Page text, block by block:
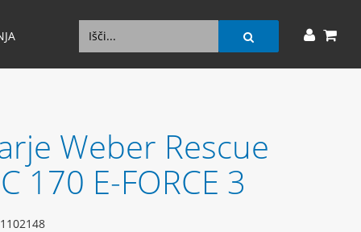
Weber Rescue
170 E-FORCE 3
1102148